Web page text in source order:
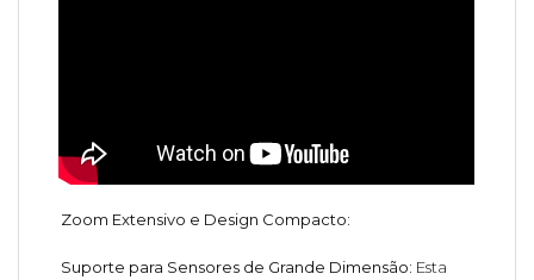
Zoom Extensivo e Design Compacto:
Suporte para Sensores de Grande Dimensão: Esta